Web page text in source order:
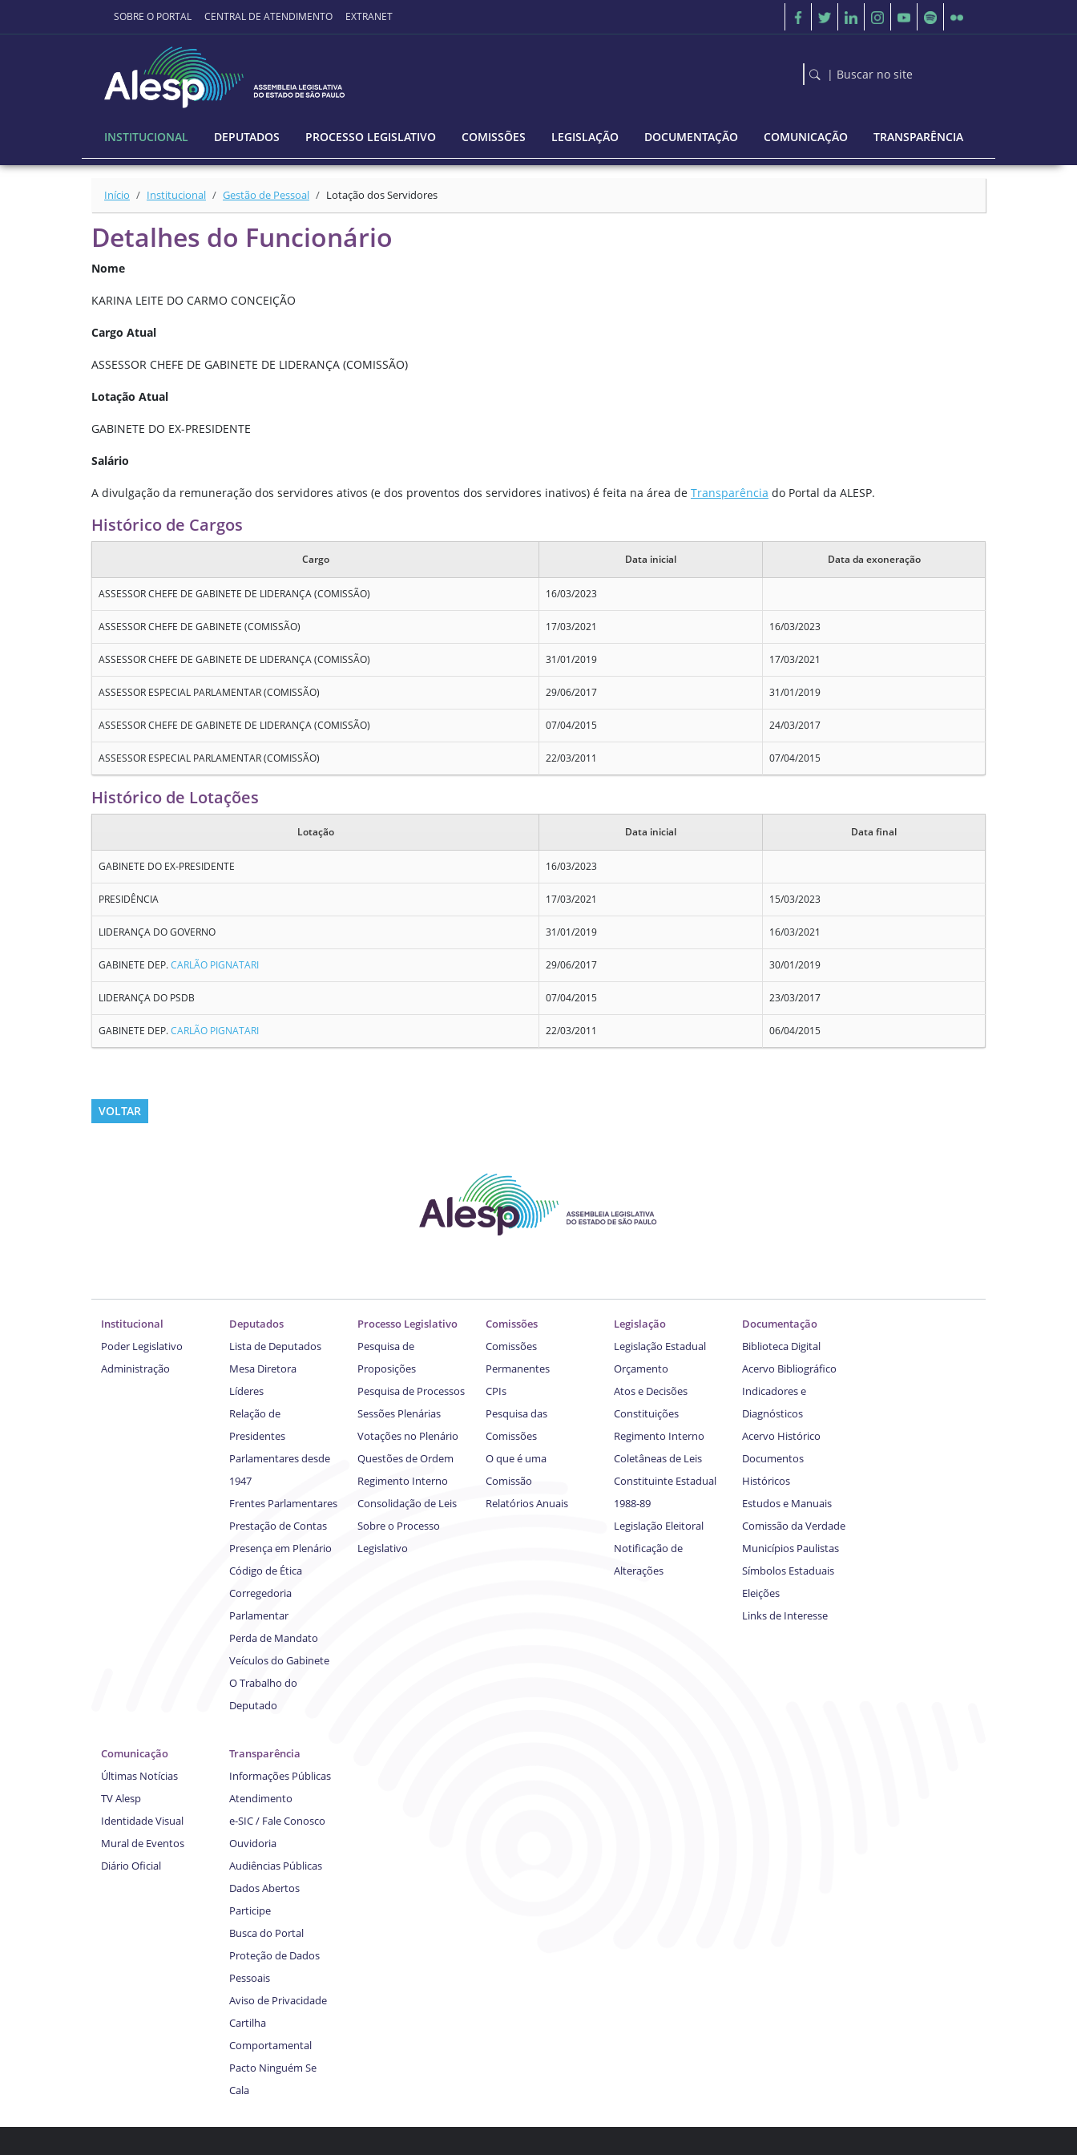
Ir para o conteúdo principal
SOBRE O PORTAL CENTRAL DE ATENDIMENTO EXTRANET
| Buscar no site
INSTITUCIONAL DEPUTADOS PROCESSO LEGISLATIVO COMISSÕES LEGISLAÇÃO DOCUMENTAÇÃO COMUNICAÇÃO TRANSPARÊNCIA
Início Institucional Gestão de Pessoal Lotação dos Servidores
Detalhes do Funcionário
Nome
KARINA LEITE DO CARMO CONCEIÇÃO
Cargo Atual
ASSESSOR CHEFE DE GABINETE DE LIDERANÇA (COMISSÃO)
Lotação Atual
GABINETE DO EX-PRESIDENTE
Salário
A divulgação da remuneração dos servidores ativos (e dos proventos dos servidores inativos) é feita na área de Transparência do Portal da ALESP.
Histórico de Cargos
Cargo Data inicial Data da exoneração
ASSESSOR CHEFE DE GABINETE DE LIDERANÇA (COMISSÃO) 16/03/2023
ASSESSOR CHEFE DE GABINETE (COMISSÃO) 17/03/2021 16/03/2023
ASSESSOR CHEFE DE GABINETE DE LIDERANÇA (COMISSÃO) 31/01/2019 17/03/2021
ASSESSOR ESPECIAL PARLAMENTAR (COMISSÃO) 29/06/2017 31/01/2019
ASSESSOR CHEFE DE GABINETE DE LIDERANÇA (COMISSÃO) 07/04/2015 24/03/2017
ASSESSOR ESPECIAL PARLAMENTAR (COMISSÃO) 22/03/2011 07/04/2015
Histórico de Lotações
Lotação Data inicial Data final
GABINETE DO EX-PRESIDENTE 16/03/2023
PRESIDÊNCIA 17/03/2021 15/03/2023
LIDERANÇA DO GOVERNO 31/01/2019 16/03/2021
GABINETE DEP.CARLÃO PIGNATARI 29/06/2017 30/01/2019
LIDERANÇA DO PSDB 07/04/2015 23/03/2017
GABINETE DEP.CARLÃO PIGNATARI 22/03/2011 06/04/2015
VOLTAR
Institucional
Poder Legislativo
Administração
Deputados
Lista de Deputados
Mesa Diretora
Líderes
Relação de
Presidentes
Parlamentares desde
1947
Frentes Parlamentares
Prestação de Contas
Presença em Plenário
Código de Ética
Corregedoria
Parlamentar
Perda de Mandato
Veículos do Gabinete
O Trabalho do
Deputado
Processo Legislativo
Pesquisa de
Proposições
Pesquisa de Processos
Sessões Plenárias
Votações no Plenário
Questões de Ordem
Regimento Interno
Consolidação de Leis
Sobre o Processo
Legislativo
Comissões
Comissões
Permanentes
CPIs
Pesquisa das
Comissões
O que é uma
Comissão
Relatórios Anuais
Legislação
Legislação Estadual
Orçamento
Atos e Decisões
Constituições
Regimento Interno
Coletâneas de Leis
Constituinte Estadual
1988-89
Legislação Eleitoral
Notificação de
Alterações
Documentação
Biblioteca Digital
Acervo Bibliográfico
Indicadores e
Diagnósticos
Acervo Histórico
Documentos
Históricos
Estudos e Manuais
Comissão da Verdade
Municípios Paulistas
Símbolos Estaduais
Eleições
Links de Interesse
Comunicação
Últimas Notícias
TV Alesp
Identidade Visual
Mural de Eventos
Diário Oficial
Transparência
Informações Públicas
Atendimento
e-SIC / Fale Conosco
Ouvidoria
Audiências Públicas
Dados Abertos
Participe
Busca do Portal
Proteção de Dados
Pessoais
Aviso de Privacidade
Cartilha
Comportamental
Pacto Ninguém Se
Cala